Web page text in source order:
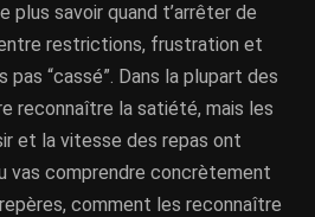
plus savoir quand t’arrêter de
restrictions, frustration et
pas “cassé”. Dans la plupart des
reconnaître la satiété, mais les
et la vitesse des repas ont
vas comprendre concrètement
comment les reconnaître